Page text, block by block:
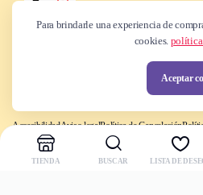
AccesibilidadAviso legalPolítica de Cancelación
Para brindarle una experiencia de
cookies. política
Aceptar
TIENDA BUSCAR LISTA DE